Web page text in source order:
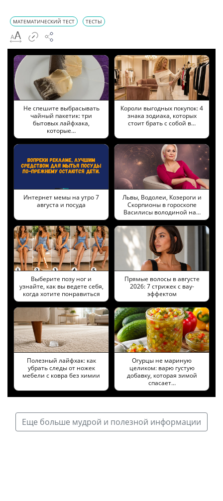
МАТЕМАТИЧЕСКИЙ ТЕСТ ТЕСТЫ
Не спешите выбрасывать
чайный пакетик: три
бытовых лайфхака,
которые…
Короли выгодных покупок: 4
знака зодиака, которых
стоит брать с собой в…
Интернет мемы на утро 7
августа и посуда
Львы, Водолеи, Козероги и
Скорпионы в гороскопе
Василисы володиной на…
Выберите позу ног и
узнайте, как вы ведете себя,
когда хотите понравиться
Прямые волосы в августе
2026: 7 стрижек с вау-
эффектом
Полезный лайфхак: как
убрать следы от ножек
мебели с ковра без химии
Огурцы не мариную
целиком: варю густую
добавку, которая зимой
спасает…
Еще больше мудрой и полезной информации